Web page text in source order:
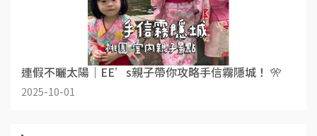
連假不曬太陽｜EE’s親子帶你攻略手信霧隱城！ 🎌
2025-10-01